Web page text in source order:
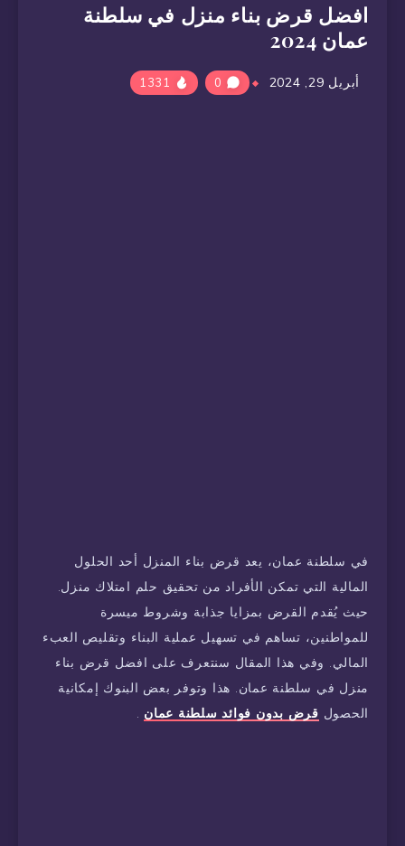
افضل قرض بناء منزل في سلطنة
عمان 2024
أبريل 29, 2024 0
في سلطنة عمان، يعد قرض بناء المنزل أحد الحلول
المالية التي تمكن الأفراد من تحقيق حلم امتلاك منزل.
حيث يُقدم القرض بمزايا جذابة وشروط ميسرة
للمواطنين، تساهم في تسهيل عملية البناء وتقليص العبء
المالي. وفي هذا المقال سنتعرف على افضل قرض بناء
منزل في سلطنة عمان. هذا وتوفر بعض البنوك إمكانية
الحصول قرض بدون فوائد سلطنة عمان .